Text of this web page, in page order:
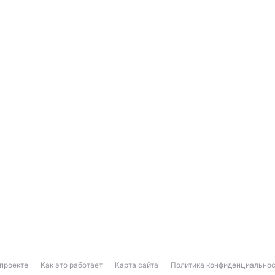
Как это работает Карта сайта Политика